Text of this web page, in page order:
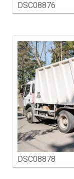
DSC08876
DSC08878